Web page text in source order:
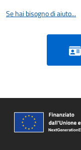
Se hai bisogno di aiuto...